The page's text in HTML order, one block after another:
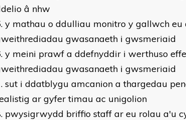
â nhw
y mathau o ddulliau monitro y gallwch eu
gwasanaeth i gwsmeriaid
y meini prawf a ddefnyddir i werthuso
gwasanaeth i gwsmeriaid
sut i ddatblygu amcanion a thargedau
ar gyfer timau ac unigolion
pwysigrwydd briffio staff ar eu rolau a'u